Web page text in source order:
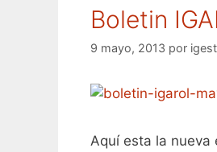
Boletin
9 mayo, 2013 por igest
Aquí esta la nueva